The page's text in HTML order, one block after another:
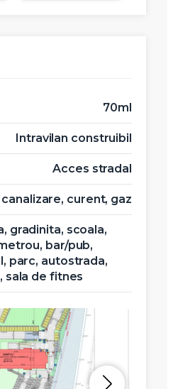
70ml
Intravilan construibil
Acces stradal
canalizare, curent, gaz
gradinita, scoala,
bar/pub,
parc, autostrada,
sala de fitnes